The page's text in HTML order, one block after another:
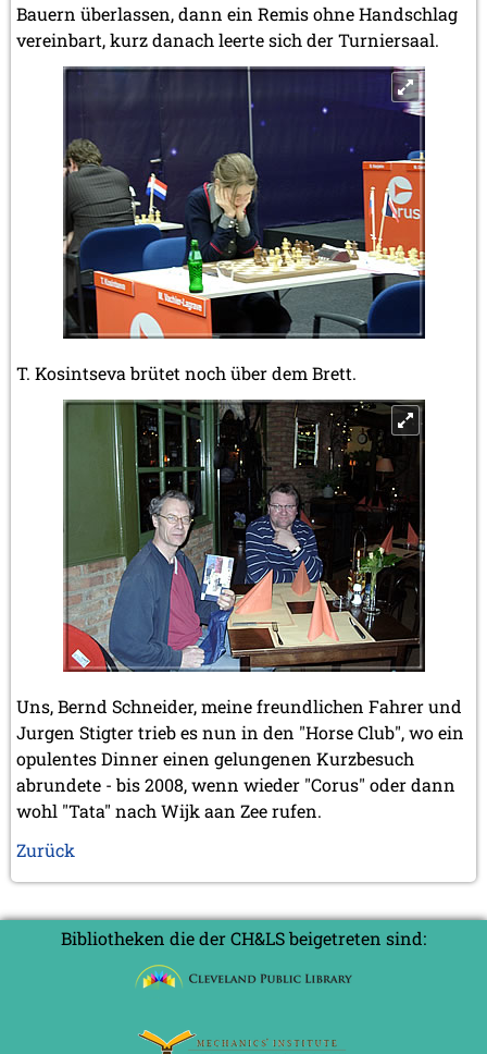
Bauern überlassen, dann ein Remis ohne Handschlag
vereinbart, kurz danach leerte sich der Turniersaal.
T. Kosintseva brütet noch über dem Brett.
Uns, Bernd Schneider, meine freundlichen Fahrer und
Jurgen Stigter trieb es nun in den "Horse Club", wo ein
opulentes Dinner einen gelungenen Kurzbesuch
abrundete - bis 2008, wenn wieder "Corus" oder dann
wohl "Tata" nach Wijk aan Zee rufen.
Zurück
Bibliotheken die der CH&LS beigetreten sind: